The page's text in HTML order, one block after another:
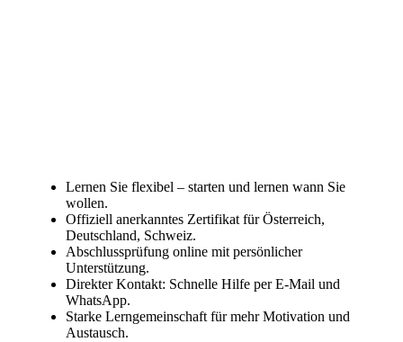
Lernen Sie flexibel – starten und lernen wann Sie
wollen.
Offiziell anerkanntes Zertifikat für Österreich,
Deutschland, Schweiz.
Abschlussprüfung online mit persönlicher
Unterstützung.
Direkter Kontakt: Schnelle Hilfe per E-Mail und
WhatsApp.
Starke Lerngemeinschaft für mehr Motivation und
Austausch.